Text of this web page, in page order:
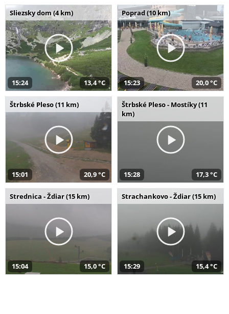
Sliezsky dom (4 km)
15:24 13,4 °C
Poprad (10 km)
15:23 20,0 °C
Štrbské Pleso (11 km)
15:01 20,9 °C
Štrbské Pleso - Mostíky (11
km)
15:28 17,3 °C
Strednica - Ždiar (15 km)
15:04 15,0 °C
Strachankovo - Ždiar (15 km)
15:29 15,4 °C